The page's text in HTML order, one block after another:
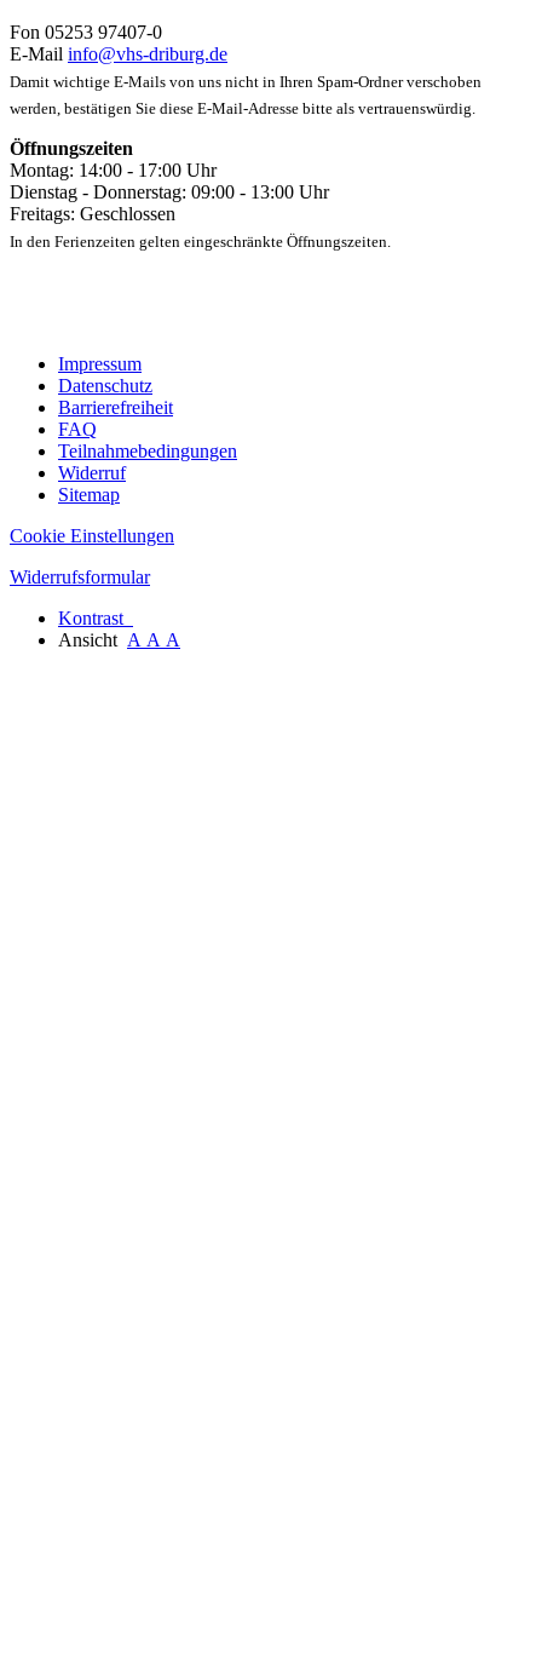
Fon 05253 97407-0
E-Mail info@vhs-driburg.de
Damit wichtige E-Mails von uns nicht in Ihren Spam-Ordner verschoben
werden, bestätigen Sie diese E-Mail-Adresse bitte als vertrauenswürdig.
Öffnungszeiten
Montag: 14:00 - 17:00 Uhr
Dienstag - Donnerstag: 09:00 - 13:00 Uhr
Freitags: Geschlossen
In den Ferienzeiten gelten eingeschränkte Öffnungszeiten.
Impressum
Datenschutz
Barrierefreiheit
FAQ
Teilnahmebedingungen
Widerruf
Sitemap
Cookie Einstellungen
Widerrufsformular
Kontrast
Ansicht A A A